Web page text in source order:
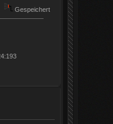
Gespeichert